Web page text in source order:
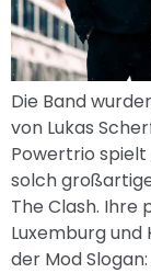
Die Band
von Lukas
Powertrio spielt
solch
The Clash. Ihre
Luxemburg und
der Mod